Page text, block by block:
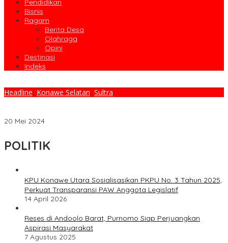
Pendidikan
Bisnis
Ragam
Berita Desa
Olahraga
Opini
Destinasi
Indeks
Headline, Konawe Selatan, Sultra
20 Mei 2024
POLITIK
KPU Konawe Utara Sosialisasikan PKPU No. 3 Tahun 2025,
Perkuat Transparansi PAW Anggota Legislatif
14 April 2026
Reses di Andoolo Barat, Purnomo Siap Perjuangkan
Aspirasi Masyarakat
7 Agustus 2025